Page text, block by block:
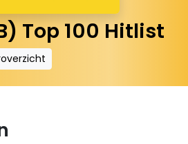
Top 100 Hitlist